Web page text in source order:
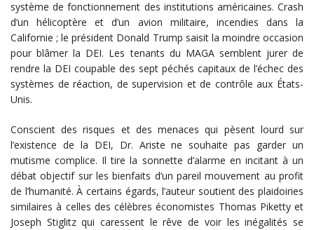
système de fonctionnement des institutions américaines. Crash
d’un hélicoptère et d’un avion militaire, incendies dans la
Californie ; le président Donald Trump saisit la moindre occasion
pour blâmer la DEI. Les tenants du MAGA semblent jurer de
rendre la DEI coupable des sept péchés capitaux de l’échec des
systèmes de réaction, de supervision et de contrôle aux États-
Unis.
Conscient des risques et des menaces qui pèsent lourd sur
l’existence de la DEI, Dr. Ariste ne souhaite pas garder un
mutisme complice. Il tire la sonnette d’alarme en incitant à un
débat objectif sur les bienfaits d’un pareil mouvement au profit
de l’humanité. À certains égards, l’auteur soutient des plaidoiries
similaires à celles des célèbres économistes Thomas Piketty et
Joseph Stiglitz qui caressent le rêve de voir les inégalités se